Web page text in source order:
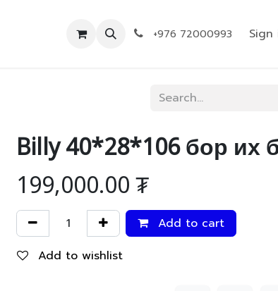
+976 72000993 Sign
Billy 40*28*106 бор их
199,000.00₮
Add to cart
Add to wishlist